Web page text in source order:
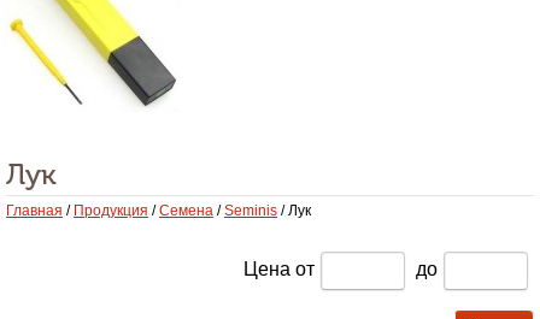
Лук
Главная / Продукция /Семена /Seminis / Лук
Цена от до